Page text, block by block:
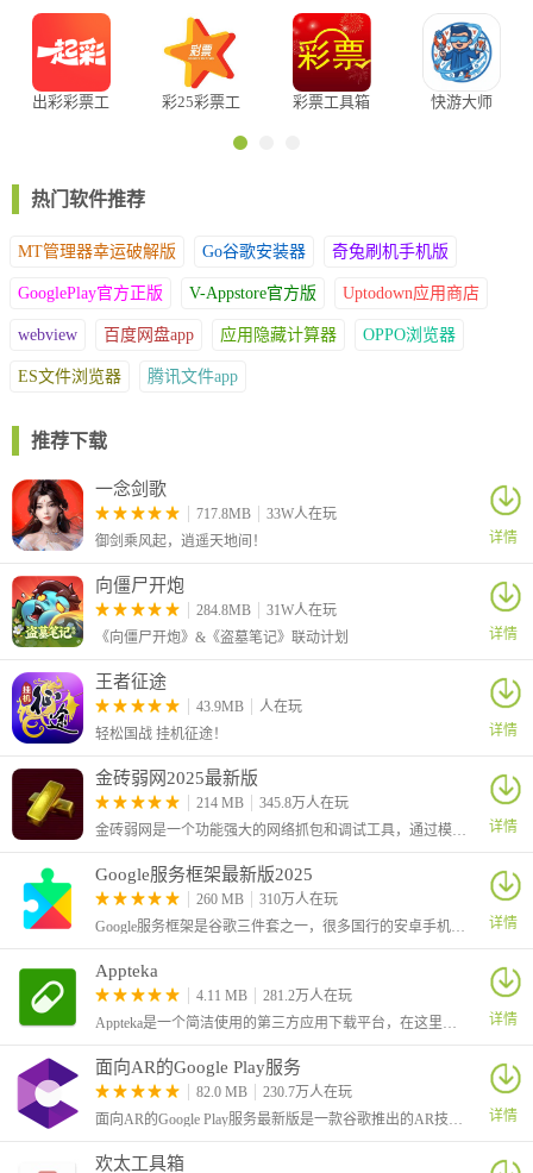
4、而个性化设置面板允许你根据习惯定制专属操作环境。
件版
出彩彩票工
彩25彩票工
彩票工具箱
快游大师
热门软件推荐
MT管理器幸运破解版 Go谷歌安装器 奇兔刷机手机版
GooglePlay官方正版 V-Appstore官方版 Uptodown应用商店
webview 百度网盘app 应用隐藏计算器 OPPO浏览器
ES文件浏览器 腾讯文件app
推荐下载
一念剑歌
717.8MB
33W人在玩
御剑乘风起，逍遥天地间！
详情
向僵尸开炮
284.8MB
31W人在玩
《向僵尸开炮》&《盗墓笔记》联动计划
详情
王者征途
43.9MB
人在玩
轻松国战 挂机征途！
详情
金砖弱网2025最新版
214 MB
345.8万人在玩
金砖弱网是一个功能强大的网络抓包和调试工具，通过模拟各种弱网环境，帮助确保应用程序在不同网络条件下的表现和稳定性，是开发和测试人员的一个有力辅助工具。
详情
Google服务框架最新版2025
260 MB
310万人在玩
Google服务框架是谷歌三件套之一，很多国行的安卓手机没有原生的安卓电子市场，许多软件和游戏都是需要谷歌框架才可以运行的，因此这里给大家带来了最新版的Google Services Framework
详情
Appteka
4.11 MB
281.2万人在玩
Appteka是一个简洁使用的第三方应用下载平台，在这里为大家收录了谷歌商店的大多数应用，只要不是特别冷门的，我们就可以在这里找到。
详情
面向AR的Google Play服务
82.0 MB
230.7万人在玩
面向AR的Google Play服务最新版是一款谷歌推出的AR技术支持应用服务框架，又叫做Google Play Services for AR，简称ARCore，安装该框架之后用户就可以在手机上运行AR应用了。
详情
欢太工具箱